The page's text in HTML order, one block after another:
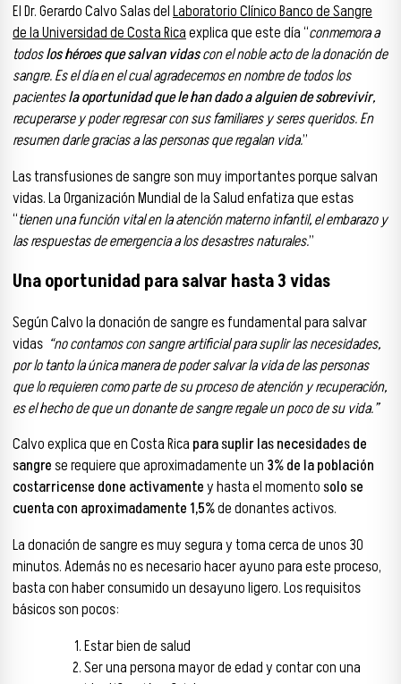
El Dr. Gerardo Calvo Salas delLaboratorio Clínico Banco de Sangre
de la Universidad de Costa Ricaexplica que este día “conmemora a
todoslos héroes que salvan vidascon el noble acto de la donación de
sangre. Es el día en el cual agradecemos en nombre de todos los
pacientesla oportunidad que le han dado a alguien de sobrevivir,
recuperarse y poder regresar con sus familiares y seres queridos. En
resumen darle gracias a las personas que regalan vida.”
Las transfusiones de sangre son muy importantes porque salvan
vidas. La Organización Mundial de la Salud enfatiza que estas
“tienen una función vital en la atención materno infantil, el embarazo y
las respuestas de emergencia a los desastres naturales.”
Una oportunidad para salvar hasta 3 vidas
Según Calvo la donación de sangre es fundamental para salvar
vidas “no contamos con sangre artificial para suplir las necesidades,
por lo tanto la única manera de poder salvar la vida de las personas
que lo requieren como parte de su proceso de atención y recuperación,
es el hecho de que un donante de sangre regale un poco de su vida.”
Calvo explica que en Costa Rica para suplir las necesidades de
sangrese requiere que aproximadamente un 3% de la población
costarricense done activamentey hasta el momentosolo se
cuenta con aproximadamente 1,5%de donantes activos.
La donación de sangre es muy segura y toma cerca de unos 30
minutos. Además no es necesario hacer ayuno para este proceso,
basta con haber consumido un desayuno ligero. Los requisitos
básicos son pocos:
Estar bien de salud
Ser una persona mayor de edad y contar con una